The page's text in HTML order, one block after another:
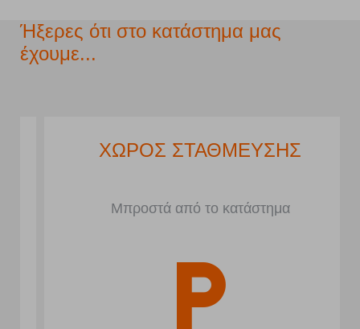
Ήξερες ότι στο κατάστημα μας
έχουμε...
ΧΩΡΟΣ ΣΤΑΘΜΕΥΣΗΣ
Μπροστά από το κατάστημα